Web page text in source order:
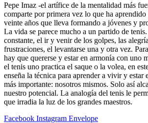
Pepe Imaz -el artífice de la mentalidad más
comparte por primera vez lo que ha aprendido
veinte años que lleva formando a jóvenes y
La vida se parece mucho a un partido de
constante, el ir y venir de los golpes, las
frustraciones, el levantarse una y otra vez.
hay que quererse y estar en armonía con uno
el tenis uno practica el saque o la volea, en
enseña la técnica para aprender a vivir y estar
más importante: nosotros mismos. Solo así
nuestro potencial. La analogía del tenis le
que irradia la luz de los grandes maestros.
Facebook Instagram Envelope